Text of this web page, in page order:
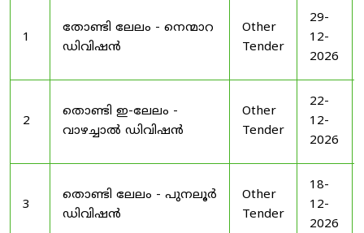
1
തോണ്ടി ലേലം - നെന്മാറ
ഡിവിഷൻ
Other
Tender
29-
12-
2026
2
തൊണ്ടി ഇ-ലേലം -
വാഴച്ചാൽ ഡിവിഷൻ
Other
Tender
22-
12-
2026
3
തൊണ്ടി ലേലം - പുനലൂർ
ഡിവിഷൻ
Other
Tender
18-
12-
2026